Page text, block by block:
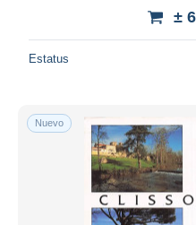
±
Estatus
Nuevo